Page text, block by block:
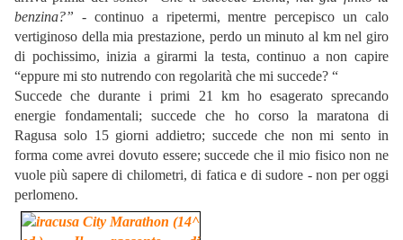
benzina?” - continuo a ripetermi, mentre percepisco un calo
vertiginoso della mia prestazione, perdo un minuto al km nel giro
di pochissimo, inizia a girarmi la testa, continuo a non capire
“eppure mi sto nutrendo con regolarità che mi succede? “
Succede che durante i primi 21 km ho esagerato sprecando
energie fondamentali; succede che ho corso la maratona di
Ragusa solo 15 giorni addietro; succede che non mi sento in
forma come avrei dovuto essere; succede che il mio fisico non ne
vuole più sapere di chilometri, di fatica e di sudore - non per oggi
perlomeno.